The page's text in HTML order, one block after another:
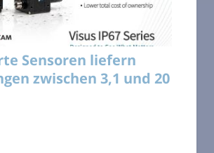
Sensoren liefern
zwischen 3,1 und 20